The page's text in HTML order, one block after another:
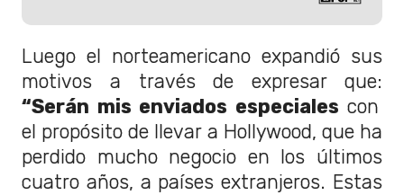
Luego el norteamericano expandió sus
motivos a través de expresar que:
“Serán mis enviados especiales con
el propósito de llevar a Hollywood, que ha
perdido mucho negocio en los últimos
cuatro años, a países extranjeros. Estas